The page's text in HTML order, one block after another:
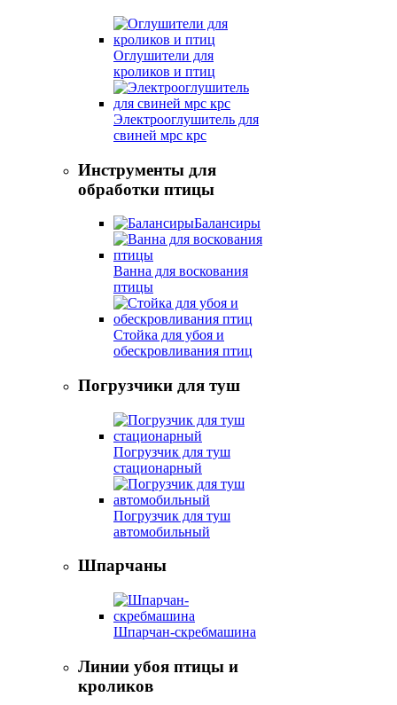
Оглушители для
кроликов и птиц
Электрооглушитель для
свиней мрс крс
Инструменты для
обработки птицы
Балансиры
Ванна для воскования
птицы
Стойка для убоя и
обескровливания птиц
Погрузчики для туш
Погрузчик для туш
стационарный
Погрузчик для туш
автомобильный
Шпарчаны
Шпарчан-скребмашина
Линии убоя птицы и
кроликов